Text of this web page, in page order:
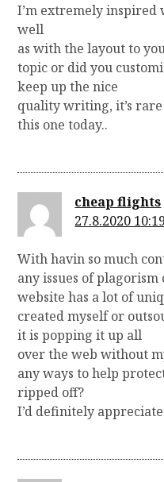
I’m extremely
well
as with the layout to
topic or did you
keep up the nice
quality writing, it’s
this one today..
cheap flights
27.8.2020 10:19
With havin so much
any issues of
website has a lot of
created myself or
it is popping it up all
over the web without
any ways to help
ripped off?
I’d definitely